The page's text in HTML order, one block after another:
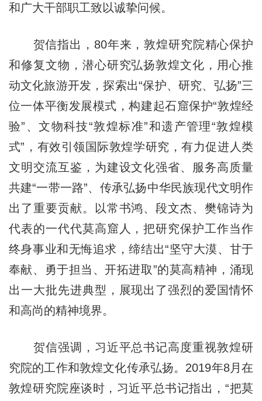
和广大干部职工致以诚挚问候。
贺信指出，80年来，敦煌研究院精心保护
和修复文物，潜心研究弘扬敦煌文化，用心推
动文化旅游开发，探索出“保护、研究、弘扬”三
位一体平衡发展模式，构建起石窟保护“敦煌经
验”、文物科技“敦煌标准”和遗产管理“敦煌模
式”，有效引领国际敦煌学研究，有力促进人类
文明交流互鉴，为建设文化强省、服务高质量
共建“一带一路”、传承弘扬中华民族现代文明作
出了重要贡献。以常书鸿、段文杰、樊锦诗为
代表的一代代莫高窟人，把研究保护工作当作
终身事业和无悔追求，缔结出“坚守大漠、甘于
奉献、勇于担当、开拓进取”的莫高精神，涌现
出一大批先进典型，展现出了强烈的爱国情怀
和高尚的精神境界。
贺信强调，习近平总书记高度重视敦煌研
究院的工作和敦煌文化传承弘扬。2019年8月在
敦煌研究院座谈时，习近平总书记指出，“把莫